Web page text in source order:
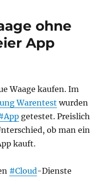
Verfluchte
Wiedergänger
besiegen
ohne
App
Waage kaufen. Im
Warentest wurden
getestet. Preislich
ob man ein
kauft.
#Cloud-Dienste